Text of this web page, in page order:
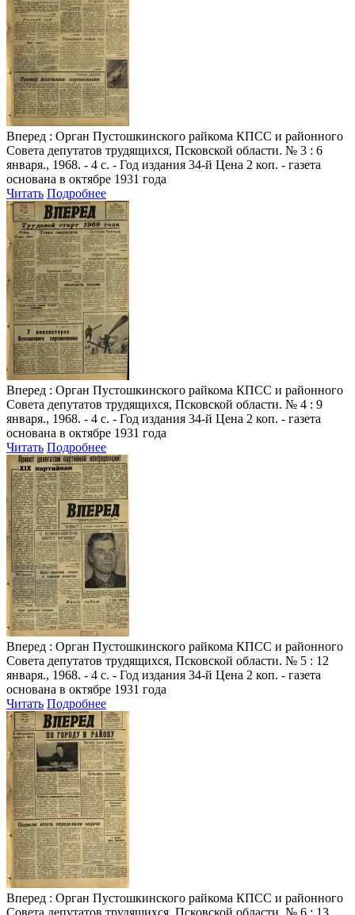
Вперед : Орган Пустошкинского райкома КПСС и районного
Совета депутатов трудящихся, Псковской области. № 3 : 6
января., 1968. - 4 с. - Год издания 34-й Цена 2 коп. - газета
основана в октябре 1931 года
Читать Подробнее
Вперед : Орган Пустошкинского райкома КПСС и районного
Совета депутатов трудящихся, Псковской области. № 4 : 9
января., 1968. - 4 с. - Год издания 34-й Цена 2 коп. - газета
основана в октябре 1931 года
Читать Подробнее
Вперед : Орган Пустошкинского райкома КПСС и районного
Совета депутатов трудящихся, Псковской области. № 5 : 12
января., 1968. - 4 с. - Год издания 34-й Цена 2 коп. - газета
основана в октябре 1931 года
Читать Подробнее
Вперед : Орган Пустошкинского райкома КПСС и районного
Совета депутатов трудящихся, Псковской области. № 6 : 13